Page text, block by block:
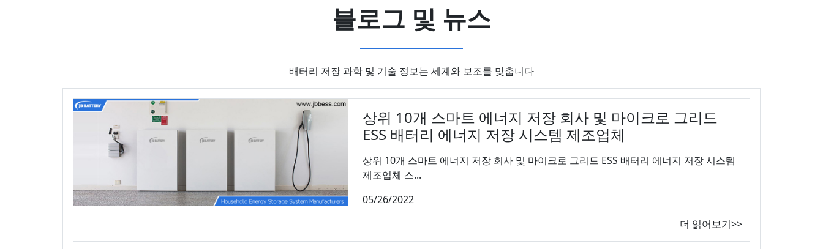
블로그 및 뉴스
배터리 저장 과학 및 기술 정보는 세계와 보조를 맞춥니다
상위 10개 스마트 에너지 저장 회사 및 마이크로 그리드
ESS 배터리 에너지 저장 시스템 제조업체
상위 10개 스마트 에너지 저장 회사 및 마이크로 그리드 ESS 배터리 에너지 저장 시스템
제조업체 스...
05/26/2022
더 읽어보기>>